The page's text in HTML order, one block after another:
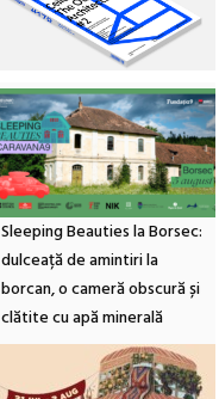
Sleeping Beauties la Borsec:
dulceață de amintiri la
borcan, o cameră obscură și
clătite cu apă minerală